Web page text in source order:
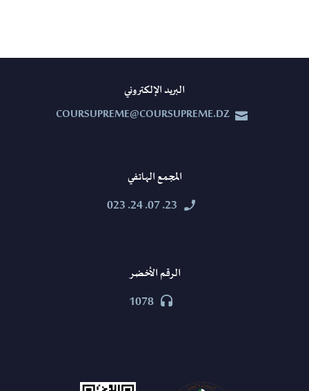
البريد الإلكتروني


COURSUPREME@COURSUPREME.DZ
المجمع الهاتفي


23. 07. 24. 023
الرقم الأخضر


1078